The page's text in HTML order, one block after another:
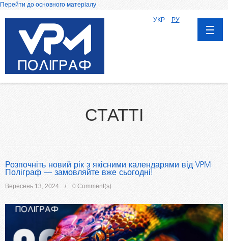
Перейти до основного матеріалу
УКР РУ
СТАТТІ
Розпочніть новий рік з якісними календарями від VPM
Поліграф — замовляйте вже сьогодні!
Вересень 13, 2024 0 Comment(s)